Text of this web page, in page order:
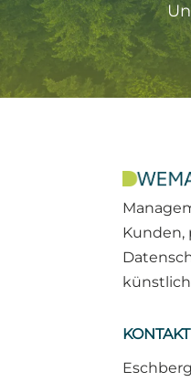
Kunden,
KONTAKT